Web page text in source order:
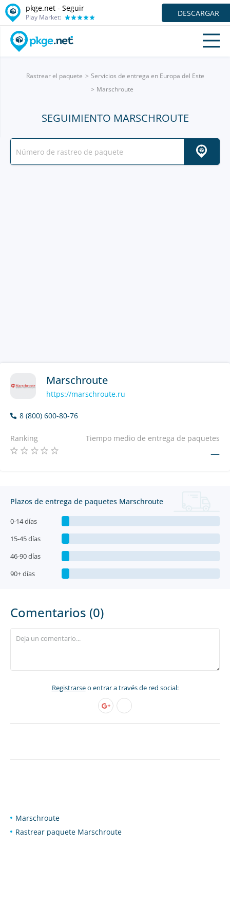
pkge.net - Seguir
Play Market: DESCARGAR
Rastrear el paquete
Servicios de entrega en Europa del Este
Marschroute
SEGUIMIENTO MARSCHROUTE
Marschroute
https://marschroute.ru
8 (800) 600-80-76
Ranking Tiempo medio de entrega de paquetes
—
Plazos de entrega de paquetes Marschroute
0-14 días
15-45 días
46-90 días
90+ días
Comentarios (0)
Registrarseo entrar a través de red social:
Marschroute
Rastrear paquete Marschroute